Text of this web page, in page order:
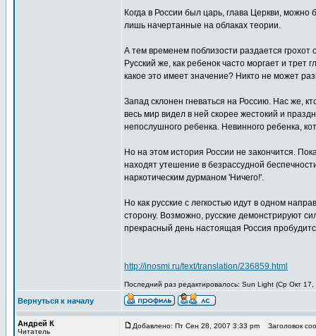
Когда в России был царь, глава Церкви,
лишь начертанные на облаках теории.
А тем временем поблизости раздается
Русский же, как ребенок часто моргает и
какое это имеет значение? Никто не может
Запад склонен гневаться на Россию. Нас же,
весь мир видел в ней скорее жестокий и
непослушного ребенка. Невинного ребенка,
Но на этом история России не закончится.
находят утешение в безрассудной
наркотическим дурманом 'Ничего!'.
Но как русские с легкостью идут в одном
сторону. Возможно, русские демонстрируют
прекрасный день настоящая Россия
http://inosmi.ru/text/translation/236859.html
Последний раз редактировалось: Sun Light (Ср Окт
Вернуться к началу
Андрей К
Читатель
Добавлено: Пт Сен 28, 2007 3:33 pm Заголовок